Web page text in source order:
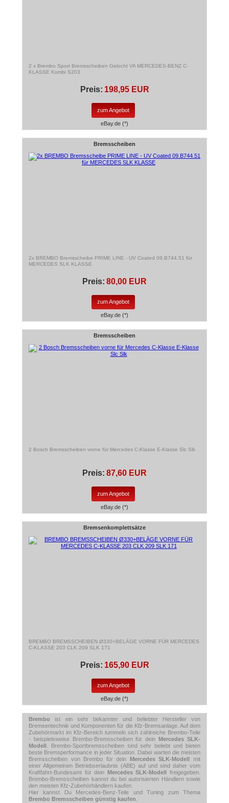
2 x Brembo Sport Bremsscheiben Gelocht VA MERCEDES-BENZ C-
KLASSE Kombi S203
Preis: 198,95 EUR
zum Angebot
eBay.de (*)
Bremsscheiben
2x BREMBO Bremsscheibe PRIME LINE - UV Coated 09.B744.51 für
MERCEDES SLK KLASSE
Preis: 80,00 EUR
zum Angebot
eBay.de (*)
Bremsscheiben
2 Bosch Bremsscheiben vorne für Mercedes C-Klasse E-Klasse Slc Slk
Preis: 87,60 EUR
zum Angebot
eBay.de (*)
Bremsenkomplettsätze
BREMBO BREMSSCHEIBEN Ø330+BELÄGE VORNE FÜR MERCEDES
C-KLASSE 203 CLK 209 SLK 171
Preis: 165,90 EUR
zum Angebot
eBay.de (*)
Brembo ist ein sehr bekannter und beliebter Hersteller von
Bremsentechnik und Komponenten für die Kfz-Bremsanlage. Auf dem
Zubehörmarkt im Kfz-Bereich tummeln sich zahlreiche Brembo-Teile
- beispielsweise Brembo-Bremsscheiben für dein Mercedes SLK-
Modell
. Brembo-Sportbremsscheiben sind sehr beliebt und bieten
beste Bremsperformance in jeder Situation. Dabei warten die meisten
Bremsscheiben von Brembo für dein Mercedes SLK-Modell
mit
einer Allgemeinen Betriebserlaubnis (ABE) auf und sind daher vom
Kraftfahrt-Bundesamt für dein Mercedes SLK-Modell
freigegeben.
Brembo-Bremsscheiben kannst du bei autorisierten Händlern sowie
den meisten Kfz-Zubehörhändlern kaufen.
Hier kannst Du Mercedes-Benz-Teile und Tuning zum Thema
Brembo Bremsscheiben günstig kaufen